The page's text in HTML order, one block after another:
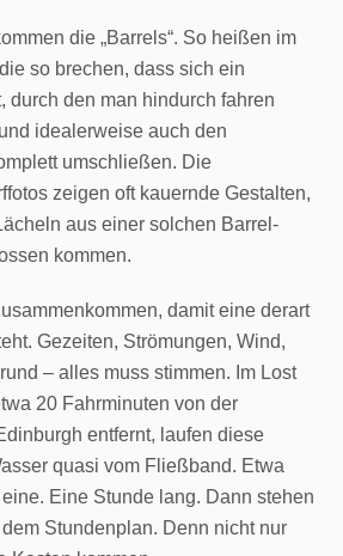
die „Barrels“. So heißen im
so brechen, dass sich ein
durch den man hindurch fahren
idealerweise auch den
umschließen. Die
zeigen oft kauernde Gestalten,
aus einer solchen Barrel-
kommen.
damit eine derart
Gezeiten, Strömungen, Wind,
– alles muss stimmen. Im Lost
20 Fahrminuten von der
entfernt, laufen diese
quasi vom Fließband. Etwa
Eine Stunde lang. Dann stehen
Stundenplan. Denn nicht nur